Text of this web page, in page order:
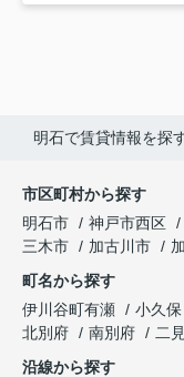
明石で賃貸情報を探
市区町村から探す
明石市
神戸市西区
三木市
加古川市
町名から探す
伊川谷町有瀬
小久保
北別府
南別府 二
沿線から探す